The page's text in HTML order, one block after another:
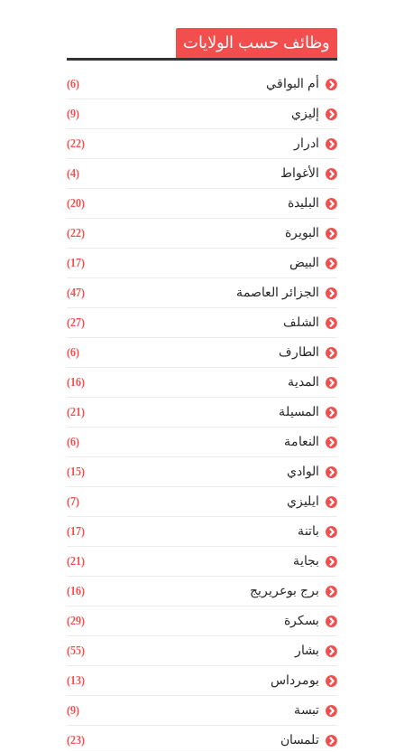
وظائف حسب الولايات
أم البواقي (6)
إليزي (9)
ادرار (22)
الأغواط (4)
البليدة (20)
البويرة (22)
البيض (17)
الجزائر العاصمة (47)
الشلف (27)
الطارف (6)
المدية (16)
المسيلة (21)
النعامة (6)
الوادي (15)
ايليزي (7)
باتنة (17)
بجاية (21)
برج بوعريريج (16)
بسكرة (29)
بشار (55)
بومرداس (13)
تبسة (9)
تلمسان (23)